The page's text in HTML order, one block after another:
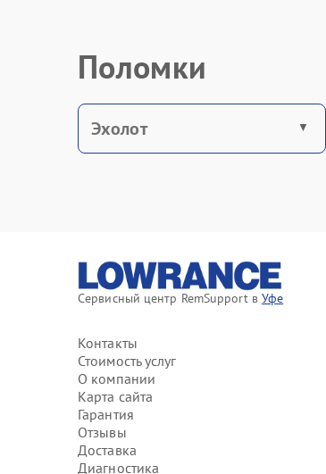
Поломки
Эхолот
Сервисный центр RemSupport в Уфе
Контакты
Стоимость услуг
О компании
Карта сайта
Гарантия
Отзывы
Доставка
Диагностика